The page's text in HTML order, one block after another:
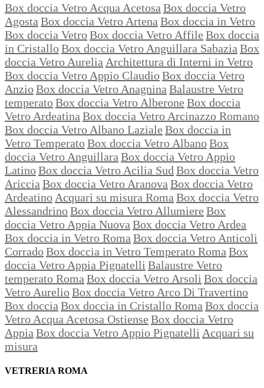
Box doccia Vetro Acqua Acetosa Box doccia Vetro
Agosta Box doccia Vetro Artena Box doccia in Vetro
Box doccia VetroBox doccia Vetro Affile Box doccia
in CristalloBox doccia Vetro Anguillara Sabazia Box
doccia Vetro Aurelia Architettura di Interni in Vetro
Box doccia Vetro Appio ClaudioBox doccia Vetro
AnzioBox doccia Vetro Anagnina Balaustre Vetro
temperatoBox doccia Vetro Alberone Box doccia
Vetro Ardeatina Box doccia Vetro Arcinazzo Romano
Box doccia Vetro Albano Laziale Box doccia in
Vetro TemperatoBox doccia Vetro AlbanoBox
doccia Vetro Anguillara Box doccia Vetro Appio
LatinoBox doccia Vetro Acilia Sud Box doccia Vetro
Ariccia Box doccia Vetro Aranova Box doccia Vetro
Ardeatino Acquari su misura Roma Box doccia Vetro
AlessandrinoBox doccia Vetro Allumiere Box
doccia Vetro Appia Nuova Box doccia Vetro Ardea
Box doccia in Vetro Roma Box doccia Vetro Anticoli
CorradoBox doccia in Vetro Temperato Roma Box
doccia Vetro Appia Pignatelli Balaustre Vetro
temperato Roma Box doccia Vetro Arsoli Box doccia
Vetro AurelioBox doccia Vetro Arco Di Travertino
Box doccia Box doccia in Cristallo Roma Box doccia
Vetro Acqua Acetosa Ostiense Box doccia Vetro
Appia Box doccia Vetro Appio Pignatelli Acquari su
misura
VETRERIA ROMA